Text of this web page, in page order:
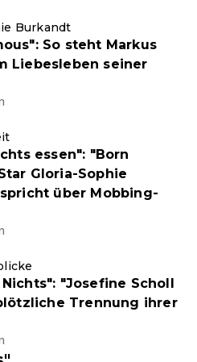
Burkandt
So steht Markus
Liebesleben seiner
essen": "Born
Gloria-Sophie
über Mobbing-
"Josefine Scholl
Trennung ihrer